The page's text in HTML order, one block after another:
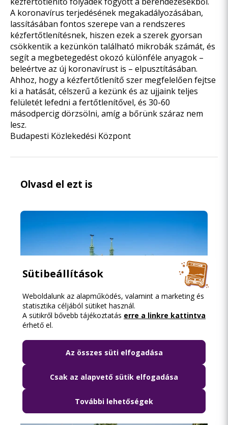
A koronavírus terjedésének megakadályozásában,
lassításában fontos szerepe van a rendszeres
kézfertőtlenítésnek, hiszen ezek a szerek gyorsan
csökkentik a kezünkön található mikrobák számát, és
segít a megbetegedést okozó különféle anyagok –
beleértve az új koronavírust is – elpusztításában.
Ahhoz, hogy a kézfertőtlenítő szer megfelelően fejtse
ki a hatását, célszerű a kezünk és az ujjaink teljes
felületét lefedni a fertőtlenítővel, és 30-60
másodpercig dörzsölni, amíg a bőrünk száraz nem
lesz.
Budapesti Közlekedési Központ
Olvasd el ezt is
Lezárják péntek hajnalban a Szabadság
híd környékét
Sütibeállítások
Weboldalunk az alapműködés, valamint a marketing és
statisztika céljából sütiket használ.
A sütikről bővebb tájékoztatás erre a linkre kattintva
érhető el.
Az összes süti elfogadása
Csak az alapvető sütik elfogadása
További lehetőségek